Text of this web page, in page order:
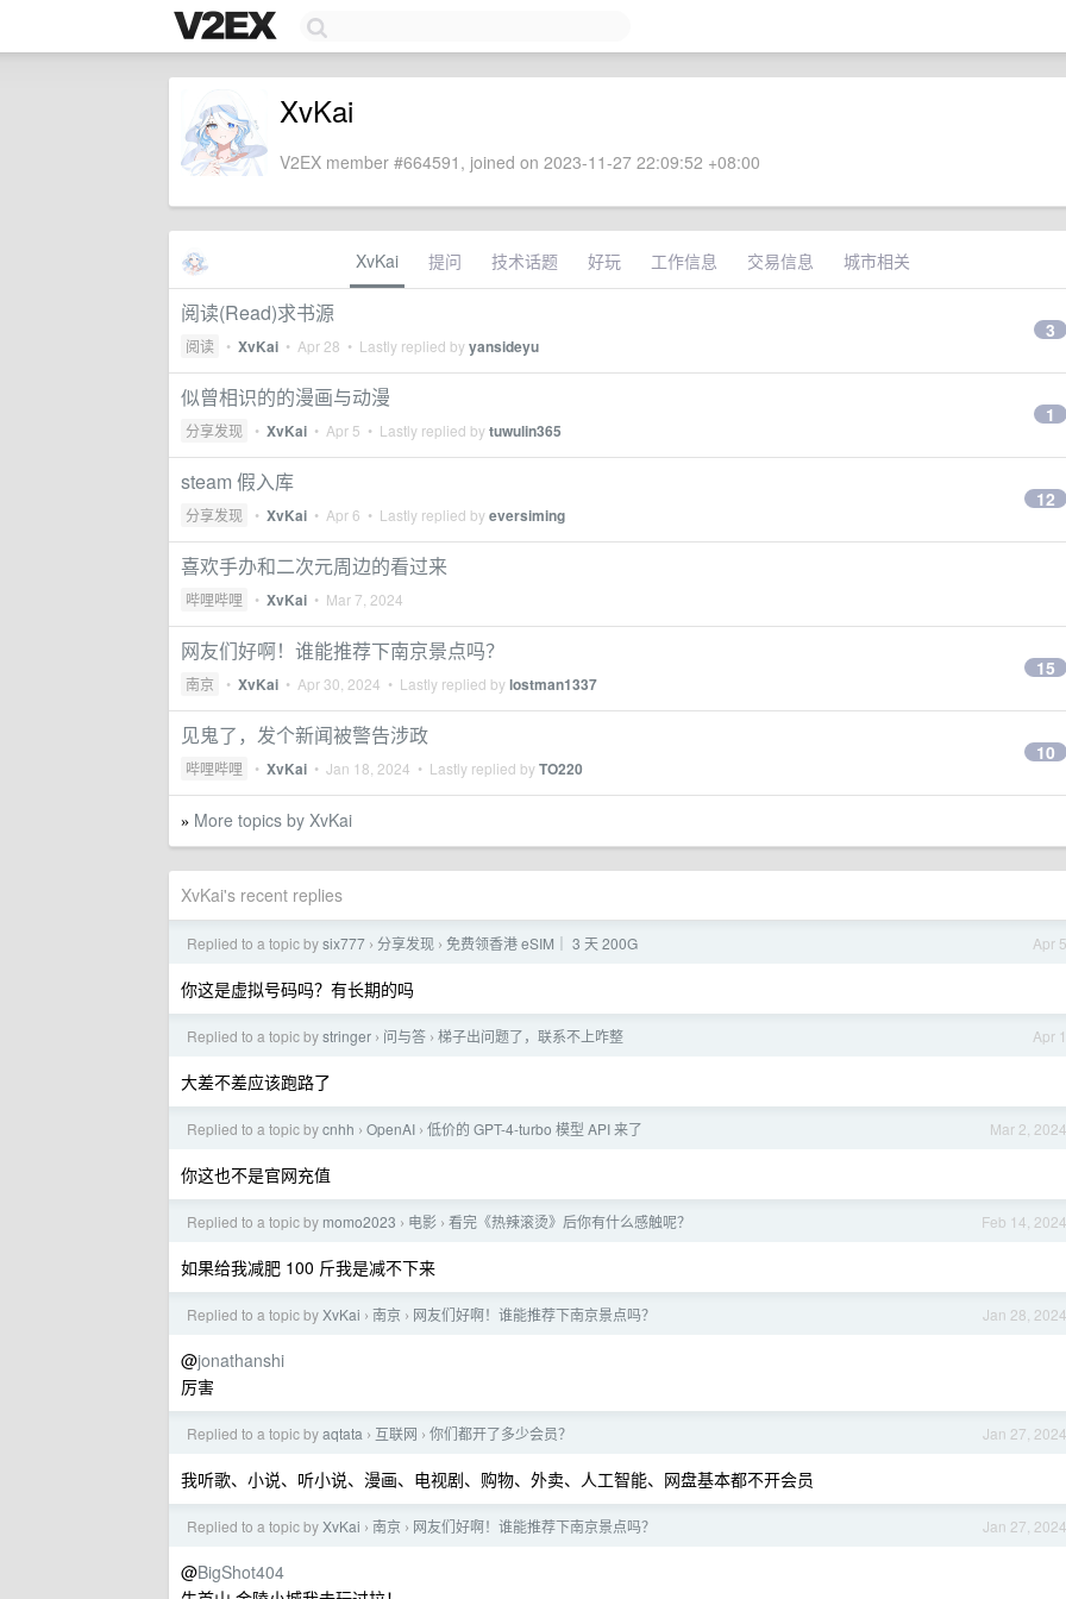
XvKai
V2EX member #664591, joined on 2023-11-27 22:09:52 +08:00
XvKai 提问 技术话题 好玩 工作信息 交易信息 城市相关
阅读(Read)求书源
阅读 • XvKai • Apr 28 • Lastly replied byyansideyu
3
似曾相识的的漫画与动漫
分享发现 • XvKai • Apr 5 • Lastly replied bytuwulin365
1
steam 假入库
分享发现 • XvKai • Apr 6 • Lastly replied byeversiming
12
喜欢手办和二次元周边的看过来
哔哩哔哩 • XvKai • Mar 7, 2024
网友们好啊！谁能推荐下南京景点吗？
南京 • XvKai • Apr 30, 2024 • Lastly replied bylostman1337
15
见鬼了，发个新闻被警告涉政
哔哩哔哩 • XvKai • Jan 18, 2024 • Lastly replied byTO220
10
» More topics by XvKai
XvKai's recent replies
Apr 5
Replied to a topic bysix777 › 分享发现 › 免费领香港 eSIM｜ 3 天 200G
你这是虚拟号码吗？有长期的吗
Apr 1
Replied to a topic bystringer › 问与答 › 梯子出问题了，联系不上咋整
大差不差应该跑路了
Mar 2, 2024
Replied to a topic bycnhh › OpenAI › 低价的 GPT-4-turbo 模型 API 来了
你这也不是官网充值
Feb 14, 2024
Replied to a topic by momo2023 › 电影 › 看完《热辣滚烫》后你有什么感触呢？
如果给我减肥 100 斤我是减不下来
Jan 28, 2024
Replied to a topic byXvKai › 南京 › 网友们好啊！谁能推荐下南京景点吗？
@jonathanshi
厉害
Jan 27, 2024
Replied to a topic byaqtata › 互联网 › 你们都开了多少会员？
我听歌、小说、听小说、漫画、电视剧、购物、外卖、人工智能、网盘基本都不开会员
Jan 27, 2024
Replied to a topic byXvKai › 南京 › 网友们好啊！谁能推荐下南京景点吗？
@BigShot404